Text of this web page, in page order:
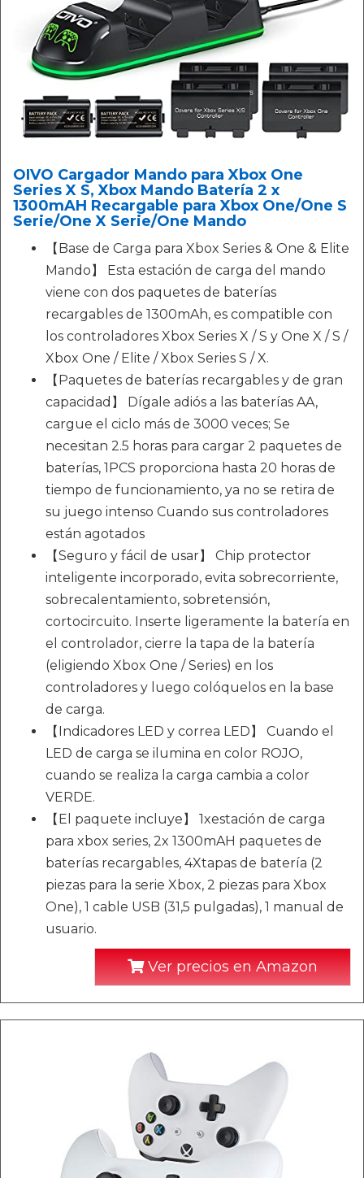
OIVO Cargador Mando para Xbox One
Series X S, Xbox Mando Batería 2 x
1300mAH Recargable para Xbox One/One S
Serie/One X Serie/One Mando
【Base de Carga para Xbox Series & One & Elite
Mando】 Esta estación de carga del mando
viene con dos paquetes de baterías
recargables de 1300mAh, es compatible con
los controladores Xbox Series X / S y One X / S /
Xbox One / Elite / Xbox Series S / X.
【Paquetes de baterías recargables y de gran
capacidad】 Dígale adiós a las baterías AA,
cargue el ciclo más de 3000 veces; Se
necesitan 2.5 horas para cargar 2 paquetes de
baterías, 1PCS proporciona hasta 20 horas de
tiempo de funcionamiento, ya no se retira de
su juego intenso Cuando sus controladores
están agotados
【Seguro y fácil de usar】 Chip protector
inteligente incorporado, evita sobrecorriente,
sobrecalentamiento, sobretensión,
cortocircuito. Inserte ligeramente la batería en
el controlador, cierre la tapa de la batería
(eligiendo Xbox One / Series) en los
controladores y luego colóquelos en la base
de carga.
【Indicadores LED y correa LED】 Cuando el
LED de carga se ilumina en color ROJO,
cuando se realiza la carga cambia a color
VERDE.
【El paquete incluye】 1xestación de carga
para xbox series, 2x 1300mAH paquetes de
baterías recargables, 4Xtapas de batería (2
piezas para la serie Xbox, 2 piezas para Xbox
One), 1 cable USB (31,5 pulgadas), 1 manual de
usuario.
Ver precios en Amazon